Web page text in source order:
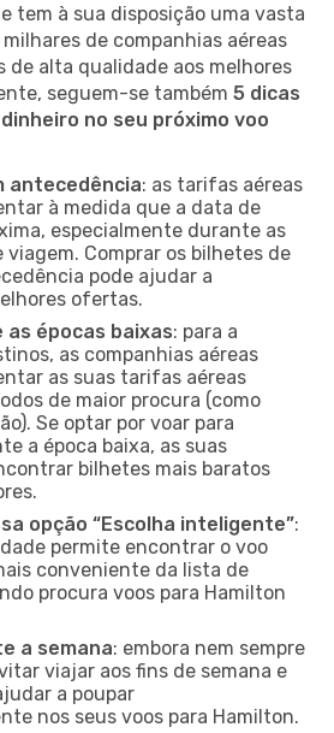
tem à sua disposição uma vasta
de companhias aéreas
de alta qualidade aos melhores
seguem-se também 5 dicas
no seu próximo voo
antecedência: as tarifas aéreas
à medida que a data de
especialmente durante as
viagem. Comprar os bilhetes de
pode ajudar a
ofertas.
as épocas baixas: para a
as companhias aéreas
as suas tarifas aéreas
de maior procura (como
Se optar por voar para
a época baixa, as suas
bilhetes mais baratos
opção “Escolha inteligente”:
permite encontrar o voo
conveniente da lista de
procura voos para Hamilton
a semana: embora nem sempre
viajar aos fins de semana e
a poupar
nos seus voos para Hamilton.